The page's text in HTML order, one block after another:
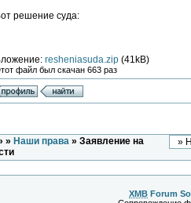
решение суда:
resheniasuda.zip(41kB)
файл был скачан 663 раз
» Наши права» Заявление на
XMB Forum